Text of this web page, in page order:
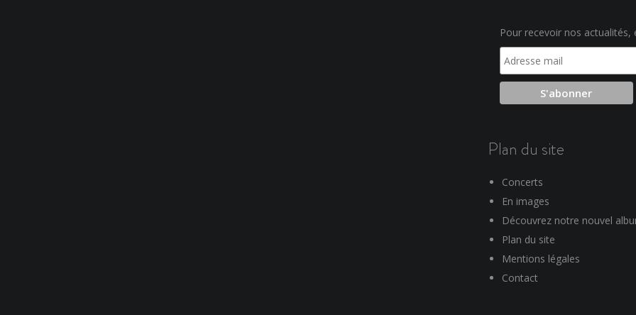
Pour recevoir nos
Plan du site
Concerts
En images
Découvrez notre nouvel
Plan du site
Mentions légales
Contact